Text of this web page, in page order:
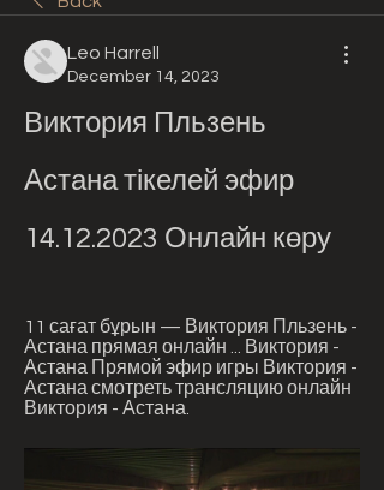
Leo Harrell
December 14, 2023
Виктория Пльзень
Астана тікелей эфир
14.12.2023 Онлайн көру
11 сағат бұрын — Виктория Пльзень -
Астана прямая онлайн ... Виктория -
Астана Прямой эфир игры Виктория -
Астана смотреть трансляцию онлайн
Виктория - Астана.